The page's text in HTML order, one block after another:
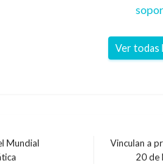
Ver todas
Mundial
Entrada
Vinculan a
20 de